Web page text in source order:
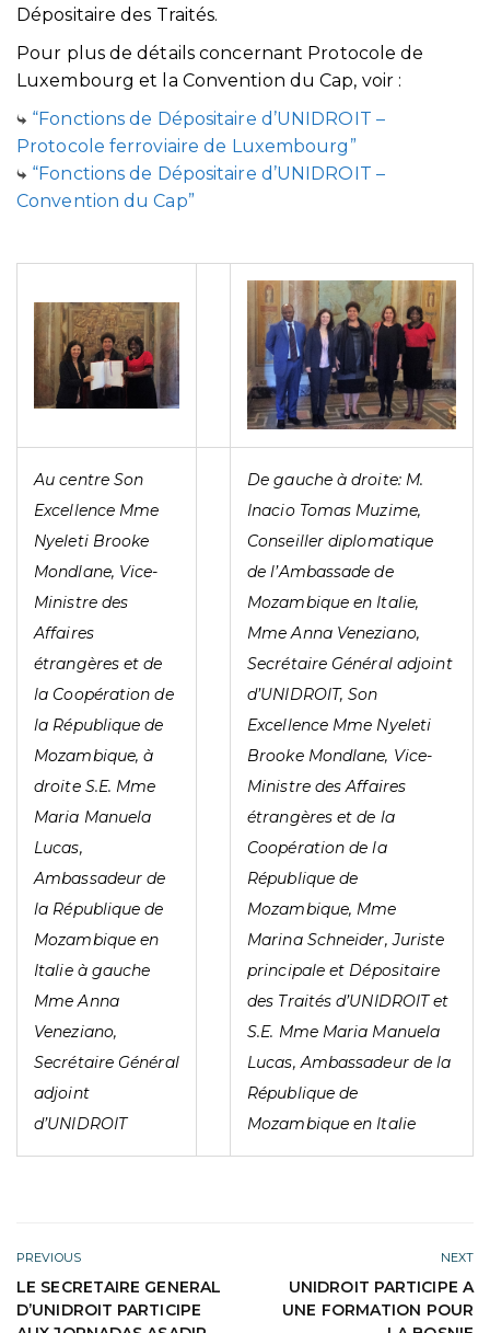
Dépositaire des Traités.
Pour plus de détails concernant Protocole de
Luxembourg et la Convention du Cap, voir :
“Fonctions de Dépositaire d’UNIDROIT –
Protocole ferroviaire de Luxembourg”
“Fonctions de Dépositaire d’UNIDROIT –
Convention du Cap”
Au centre Son
Excellence Mme
Nyeleti Brooke
Mondlane, Vice-
Ministre des
Affaires
étrangères et de
la Coopération de
la République de
Mozambique, à
droite S.E. Mme
Maria Manuela
Lucas,
Ambassadeur de
la République de
Mozambique en
Italie à gauche
Mme Anna
Veneziano,
Secrétaire Général
adjoint
d’UNIDROIT
De gauche à droite: M.
Inacio Tomas Muzime,
Conseiller diplomatique
de l’Ambassade de
Mozambique en Italie,
Mme Anna Veneziano,
Secrétaire Général adjoint
d’UNIDROIT, Son
Excellence Mme Nyeleti
Brooke Mondlane, Vice-
Ministre des Affaires
étrangères et de la
Coopération de la
République de
Mozambique, Mme
Marina Schneider, Juriste
principale et Dépositaire
des Traités d’UNIDROIT et
S.E. Mme Maria Manuela
Lucas, Ambassadeur de la
République de
Mozambique en Italie
PREVIOUS
LE SECRETAIRE GENERAL
D’UNIDROIT PARTICIPE
NEXT
UNIDROIT PARTICIPE A
UNE FORMATION POUR